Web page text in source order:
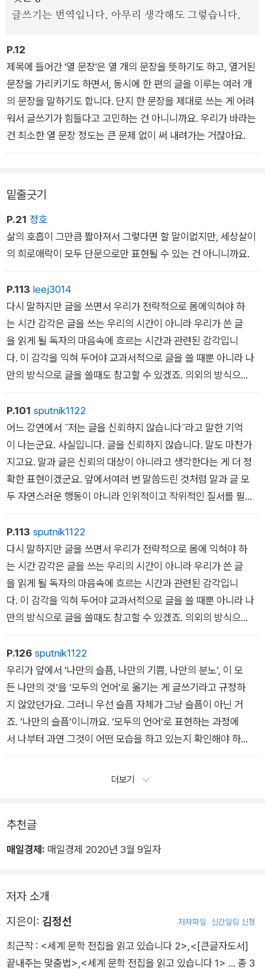
연스레 내가 쓴 문장을 다듬는 법까지 익히게 된다. 저자가 자신
글쓰기는 번역입니다. 아무리 생각해도 그렇습니다.
P.12
제목에 들어간 '열 문장'은 열 개의 문장을 뜻하기도 하고, 열거된
문장을 가리키기도 하면서, 동시에 한 편의 글을 이루는 여러 개
의 문장을 말하기도 합니다. 단지 한 문장을 제대로 쓰는 게 어려
워서 글쓰기가 힘들다고 고민하는 건 아니니까요. 우리가 바라는
건 최소한 열 문장 정도는 큰 문제 없이 써 내려가는 거잖아요.
밑줄긋기
P.21 정호
삶의 호흡이 그만큼 짧아져서 그렇다면 할 말이없지만, 세상살이
의 희로애락이 모두 단문으로만 표현될 수 있는 건 아니니까요.
P.113 leej3014
다시 말하지만 글을 쓰면서 우리가 전략적으로 몸에익혀야 하
는 시간 감각은 글을 쓰는 우리의 시간이 아니라 우리가 쓴 글
을 읽게 될 독자의 마음속에 흐르는 시간과 관련된 감각입니
다. 이 감각을 익혀 두어야 교과서적으로 글을 쓸 때뿐 아니라 나
만의 방식으로 글을 쓸때도 참고할 수 있겠죠. 의외의 방식으
로 글을 전개해나간다고 할 때 그 ‘의외‘라는 것도 따지고 보면 독
자가일반적으로 갖게 되는 시간 감각에 반전이라는 충격을준 것
일 테니까요.
P.101 sputnik1122
어느 강연에서 ˝저는 글을 신뢰하지 않습니다˝라고 말한 기억
이 나는군요. 사실입니다. 글을 신뢰하지 않습니다. 말도 마찬가
지고요. 말과 글은 신뢰의 대상이 아니라고 생각한다는 게 더 정
확한 표현이겠군요. 앞에서여러 번 말씀드린 것처럼 말과 글 모
두 자연스러운 행동이 아니라 인위적이고 작위적인 질서를 필요
로 하는 시스템이라고 믿기 때문이죠.
P.113 sputnik1122
다시 말하지만 글을 쓰면서 우리가 전략적으로 몸에 익혀야 하
는 시간 감각은 글을 쓰는 우리의 시간이 아니라 우리가 쓴 글
을 읽게 될 독자의 마음속에 흐르는 시간과 관련된 감각입니
다. 이 감각을 익혀 두어야 교과서적으로 글을 쓸 때뿐 아니라 나
만의 방식으로 글을 쓸때도 참고할 수 있겠죠. 의외의 방식으
로 글을 전개해나간다고 할 때 그 ‘의외‘라는 것도 따지고 보면 독
자가 일반적으로 갖게 되는 시간 감각에 반전이라는 충격을 준 것
일 테니까요.
P.126 sputnik1122
우리가 앞에서 ‘나만의 슬픔, 나만의 기쁨, 나만의 분노‘, 이 모
든 나만의 것‘을 ‘모두의 언어‘로 옮기는 게 글쓰기라고 규정하
지 않았던가요. 그러니 우선 슬픔 자체가 그냥 슬픔이 아닌 거
죠. ‘나만의 슬픔‘이니까요. ‘모두의 언어‘로 표현하는 과정에
서 나부터 과연 그것이 어떤 모습을 하고 있는지 확인해야 하
는 ‘나만의 슬픔‘이면서, 더 나아가 내 몫의 문장을 통해 새롭
게 변신하게될 ‘나만의 슬픔‘이기도 한 거죠.
더보기
추천글
매일경제: 매일경제 2020년 3월 9일자
저자 소개
지은이: 김정선 저자파일 신간알림 신청
최근작 : <세계 문학 전집을 읽고 있습니다 2> <[큰글자도서]
끝내주는 맞춤법> <세계 문학 전집을 읽고 있습니다 1> … 총 3